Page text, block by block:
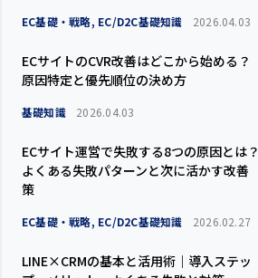
EC基礎・戦略, EC/D2C基礎知識 2026.04.03
ECサイトのCVR改善はどこから始める？
原因特定と優先順位の決め方
基礎知識 2026.04.03
ECサイト運営で失敗する8つの原因とは？
よくある失敗パターンと次に活かす改善
策
EC基礎・戦略, EC/D2C基礎知識 2026.02.27
LINE×CRMの基本と活用術｜導入ステッ